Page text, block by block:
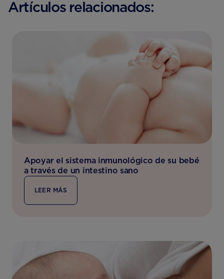
Artículos relacionados:
Apoyar el sistema inmunológico de su bebé
a través de un intestino sano
LEER MÁS